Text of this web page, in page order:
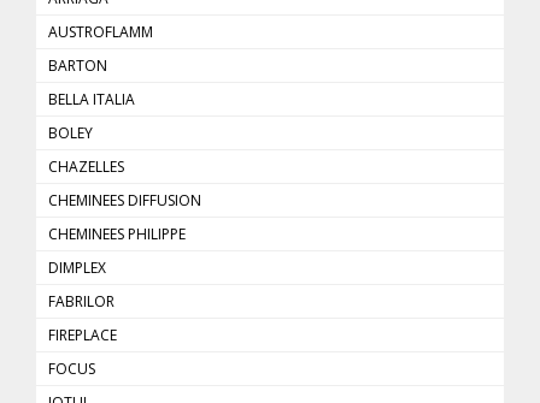
AUSTROFLAMM
BARTON
BELLA ITALIA
BOLEY
CHAZELLES
CHEMINEES DIFFUSION
CHEMINEES PHILIPPE
DIMРLEX
FABRILOR
FIREPLACE
FOCUS